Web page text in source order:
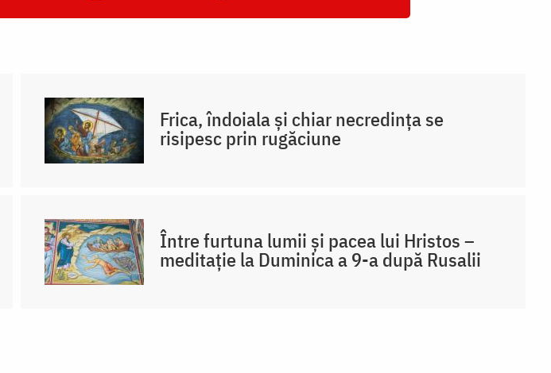
Frica, îndoiala și chiar necredința se
risipesc prin rugăciune
Între furtuna lumii și pacea lui Hristos –
meditație la Duminica a 9-a după Rusalii